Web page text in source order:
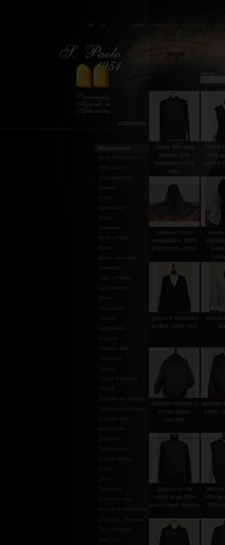
IT EN HOME PRODOTTI CHI SIAMO
Cerca:
CATALOGO
Abbigliamento
Abito francescano
Abito Talare
Acquasantiere
Ampolle
Anelli
Applicazioni
Arazzi
Aspersori
Bordi e Pizzi
Borse
Borse elemosina-
Portacalici
Calici e Pissidi
Calici Molina
Campanelli
Candele
Candele finte
Candelieri
Casule
Casule Pietrobon
Cingoli
Completi da Viaggio
Completi per Messa
Completi per
Sacramenti
Copertine
Copriamboni
Corone statue
Cotte
Croci
Croci Astili
Croci con base
Croci di S. Benedetto
Croci di S. Damiano
Croci Pettorali
Croci Tau
Clergy 50% lana
merinos 50%
poliestere colore
nero
Gilet
unita
tasche
veletta in pizzo
rettangolare 100%
polyammide colore
giacca in viscosa e
acrilico colore nero
giacca
Giubbino foderato in
jersey colore
marrone
giubbino
jersey
giacca con zip
colore grigio 50%
lana vergine merinos
gilet
50%
50%